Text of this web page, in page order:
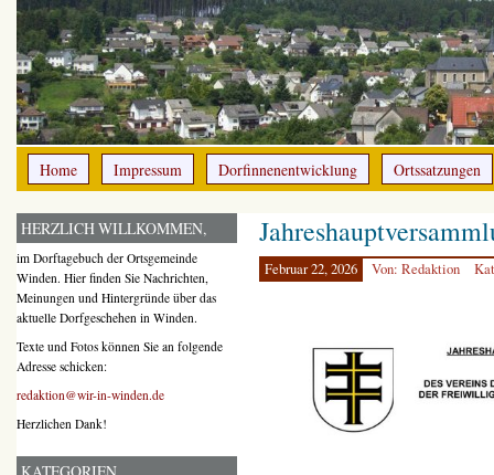
Home Impressum Dorfinnenentwicklung Ortssatzungen
Februar 22, 2026 Von: Redaktion
HERZLICH WILLKOMMEN,
im Dorftagebuch der Ortsgemeinde
Winden. Hier finden Sie Nachrichten,
Meinungen und Hintergründe über das
aktuelle Dorfgeschehen in Winden.
Texte und Fotos können Sie an folgende
Adresse schicken:
redaktion@wir-in-winden.de
Herzlichen Dank!